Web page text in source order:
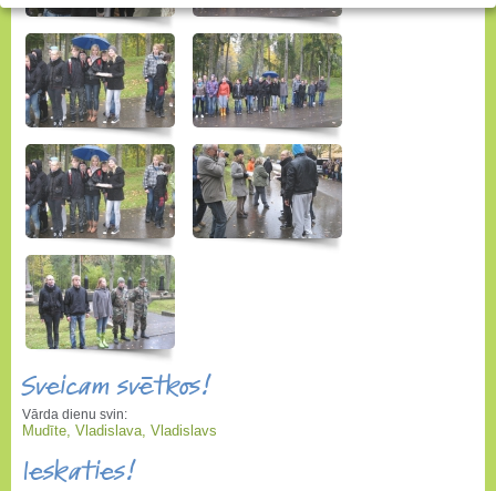
Sveicam svētkos!
Vārda dienu svin:
Mudīte, Vladislava, Vladislavs
Ieskaties!